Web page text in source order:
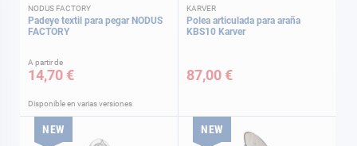
NODUS FACTORY
Padeye textil para pegar NODUS
FACTORY
A partir de
14,70 €
Disponible en varias versiones
KARVER
Polea articulada para araña
KBS10 Karver
87,00 €
NEW NEW